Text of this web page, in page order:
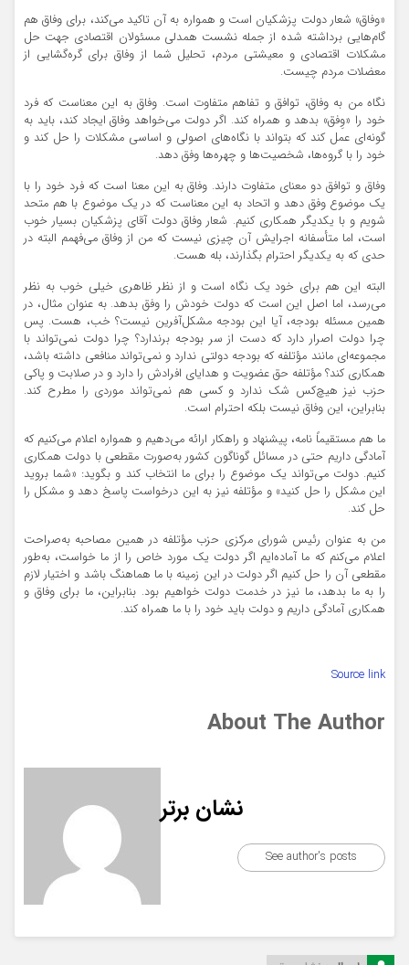
«وفاق» شعار دولت پزشکیان است و همواره به آن تاکید می‌کند، برای وفاق هم
گام‌هایی برداشته شده از جمله نشست همدلی مسئولان اقتصادی جهت حل
مشکلات اقتصادی و معیشتی مردم، تحلیل شما از وفاق برای گره‌گشایی از
معضلات مردم چیست.
نگاه من به وفاق، توافق و تفاهم متفاوت است. وفاق به این معناست که فرد
خود را «وِفق» بدهد و همراه کند. اگر دولت می‌خواهد وفاق ایجاد کند، باید به
گونه‌ای عمل کند که بتواند با نگاه‌های اصولی و اساسی مشکلات را حل کند و
خود را با گروه‌ها، شخصیت‌ها و چهره‌ها وفق دهد.
وفاق و توافق دو معنای متفاوت دارند. وفاق به این معنا است که فرد خود را با
یک موضوع وفق دهد و اتحاد به این معناست که در یک موضوع با هم متحد
شویم و با یکدیگر همکاری کنیم. شعار وفاق دولت آقای پزشکیان بسیار خوب
است، اما متأسفانه اجرایش آن چیزی نیست که من از وفاق می‌فهمم البته در
حدی که به یکدیگر احترام بگذارند، بله هست.
البته این هم برای خود یک نگاه است و از نظر ظاهری خیلی خوب به نظر
می‌رسد، اما اصل این است که دولت خودش را وفق بدهد. به عنوان مثال، در
همین مسئله بودجه، آیا این بودجه مشکل‌آفرین نیست؟ خب، هست. پس
چرا دولت اصرار دارد که دست از سر بودجه برندارد؟ چرا دولت نمی‌تواند با
مجموعه‌ای مانند مؤتلفه که بودجه دولتی ندارد و نمی‌تواند منافعی داشته باشد،
همکاری کند؟ مؤتلفه حق عضویت و هدایای افرادش را دارد و در صلابت و پاکی
حزب نیز هیچ‌کس شک ندارد و کسی هم نمی‌تواند موردی را مطرح کند.
بنابراین، این وفاق نیست بلکه احترام است.
ما هم مستقیماً نامه، پیشنهاد و راهکار ارائه می‌دهیم و همواره اعلام می‌کنیم که
آمادگی داریم حتی در مسائل گوناگون کشور به‌صورت مقطعی با دولت همکاری
کنیم. دولت می‌تواند یک موضوع را برای ما انتخاب کند و بگوید: «شما بروید
این مشکل را حل کنید» و مؤتلفه نیز به این درخواست پاسخ دهد و مشکل را
حل کند.
من به عنوان رئیس شورای مرکزی حزب مؤتلفه در همین مصاحبه به‌صراحت
اعلام می‌کنم که ما آماده‌ایم اگر دولت یک مورد خاص را از ما خواست، به‌طور
مقطعی آن را حل کنیم اگر دولت در این زمینه با ما هماهنگ باشد و اختیار لازم
را به ما بدهد، ما نیز در خدمت دولت خواهیم بود. بنابراین، ما برای وفاق و
همکاری آمادگی داریم و دولت باید خود را با ما همراه کند.
Source link
About The Author
نشان برتر
See author's posts